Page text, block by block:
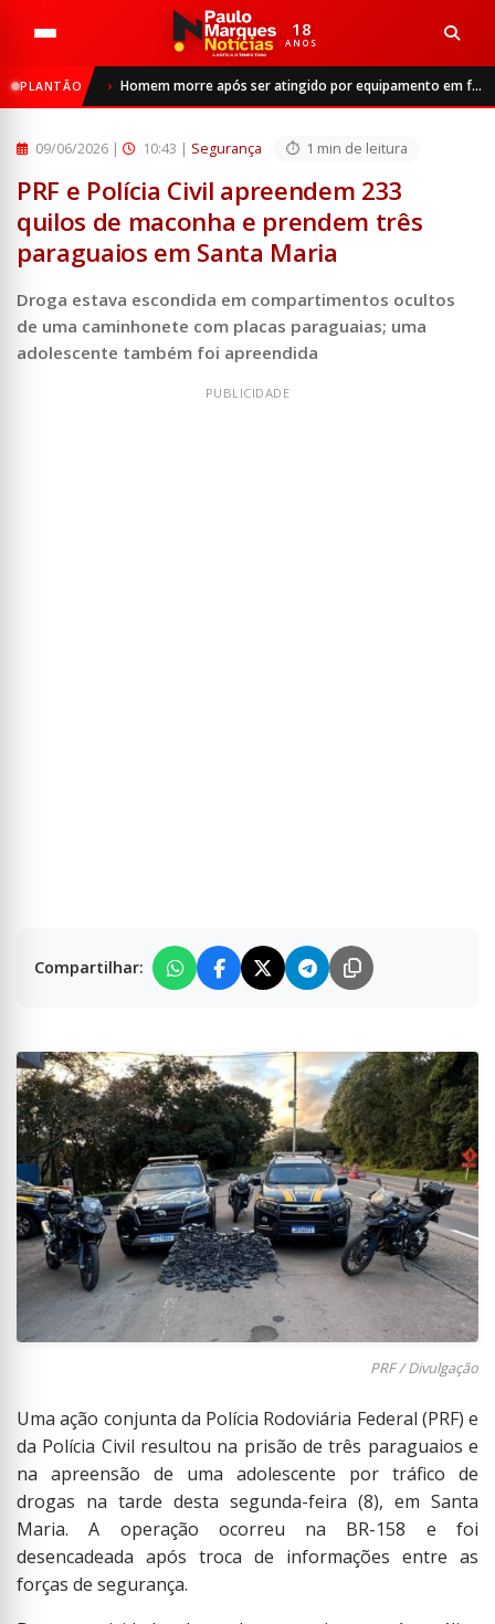
18
ANOS
PLANTÃO Homem morre após ser atingido por equipamento em frigorífico de São Luiz Gonzaga
Segurança
PRF e Polícia Civil apreendem 233 quilos de maconha e pre...
09/06/2026 | 10:43 | Segurança 1 min de leitura
PRF e Polícia Civil apreendem 233
quilos de maconha e prendem três
paraguaios em Santa Maria
Droga estava escondida em compartimentos ocultos
de uma caminhonete com placas paraguaias; uma
adolescente também foi apreendida
Compartilhar:
PRF / Divulgação
Uma ação conjunta da Polícia Rodoviária Federal (PRF) e
da Polícia Civil resultou na prisão de três paraguaios e
na apreensão de uma adolescente por tráfico de
drogas na tarde desta segunda-feira (8), em Santa
Maria. A operação ocorreu na BR-158 e foi
desencadeada após troca de informações entre as
forças de segurança.